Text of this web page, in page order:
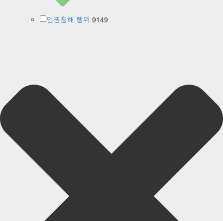
인권침해 행위 9149